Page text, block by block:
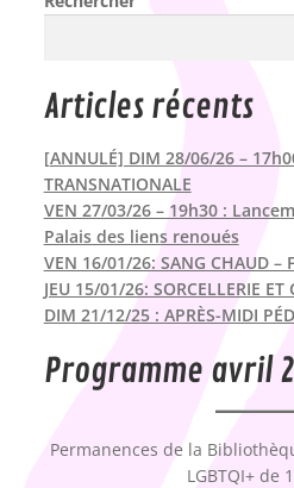
Articles récents
[ANNULÉ] DIM 28/06/26 –
TRANSNATIONALE
VEN 27/03/26 – 19h30 :
Palais des liens renoués
VEN 16/01/26: SANG CHAUD –
JEU 15/01/26: SORCELLERIE ET
DIM 21/12/25 : APRÈS-MIDI
Programme avril
Permanences de la
LGBTQI+ de